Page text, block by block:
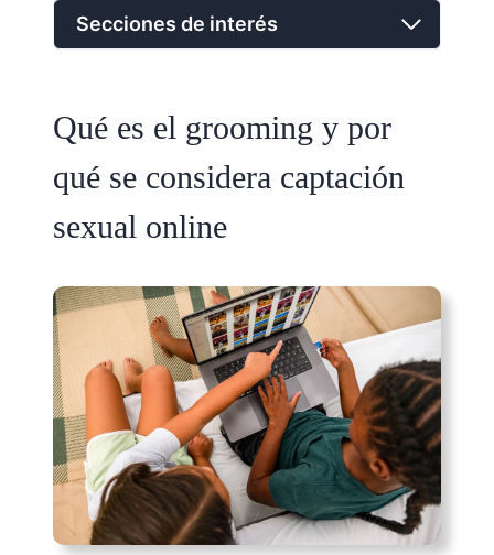
Secciones de interés
Qué es el grooming y por
qué se considera captación
sexual online